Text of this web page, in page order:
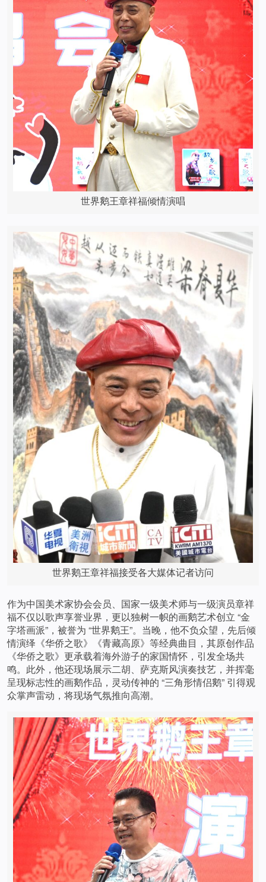
世界鹅王章祥福倾情演唱
世界鹅王章祥福接受各大媒体记者访问
作为中国美术家协会会员、国家一级美术师与一级演员章祥
福不仅以歌声享誉业界，更以独树一帜的画鹅艺术创立 “金
字塔画派”，被誉为 “世界鹅王”。当晚，他不负众望，先后倾
情演绎《华侨之歌》《青藏高原》等经典曲目，其原创作品
《华侨之歌》更承载着海外游子的家国情怀，引发全场共
鸣。此外，他还现场展示二胡、萨克斯风演奏技艺，并挥毫
呈现标志性的画鹅作品，灵动传神的 “三角形情侣鹅” 引得观
众掌声雷动，将现场气氛推向高潮。